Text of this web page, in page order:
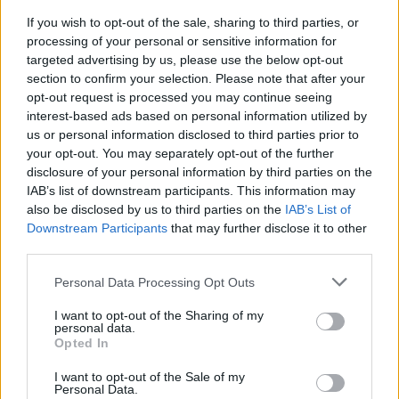
If you wish to opt-out of the sale, sharing to third parties, or
processing of your personal or sensitive information for
targeted advertising by us, please use the below opt-out
section to confirm your selection. Please note that after your
opt-out request is processed you may continue seeing
interest-based ads based on personal information utilized by
us or personal information disclosed to third parties prior to
your opt-out. You may separately opt-out of the further
disclosure of your personal information by third parties on the
IAB’s list of downstream participants. This information may
also be disclosed by us to third parties on the IAB’s List of
Downstream Participants that may further disclose it to other
Please note that this website/app uses one or more Google
not limited to your visit or usage behaviour. You may click to
grant or deny consent to Google and its third-party tags to
use your data for below specified purposes in below Google
consent section.
Personal Data Processing Opt Outs
I want to opt-out of the Sharing of my
personal data.
Opted In
I want to opt-out of the Sale of my
Personal Data.
szigetes koncertje, hogyan élte meg a Kispál…
„Azt a hangulatot akartam elkapni,
– The Sophs-interjú